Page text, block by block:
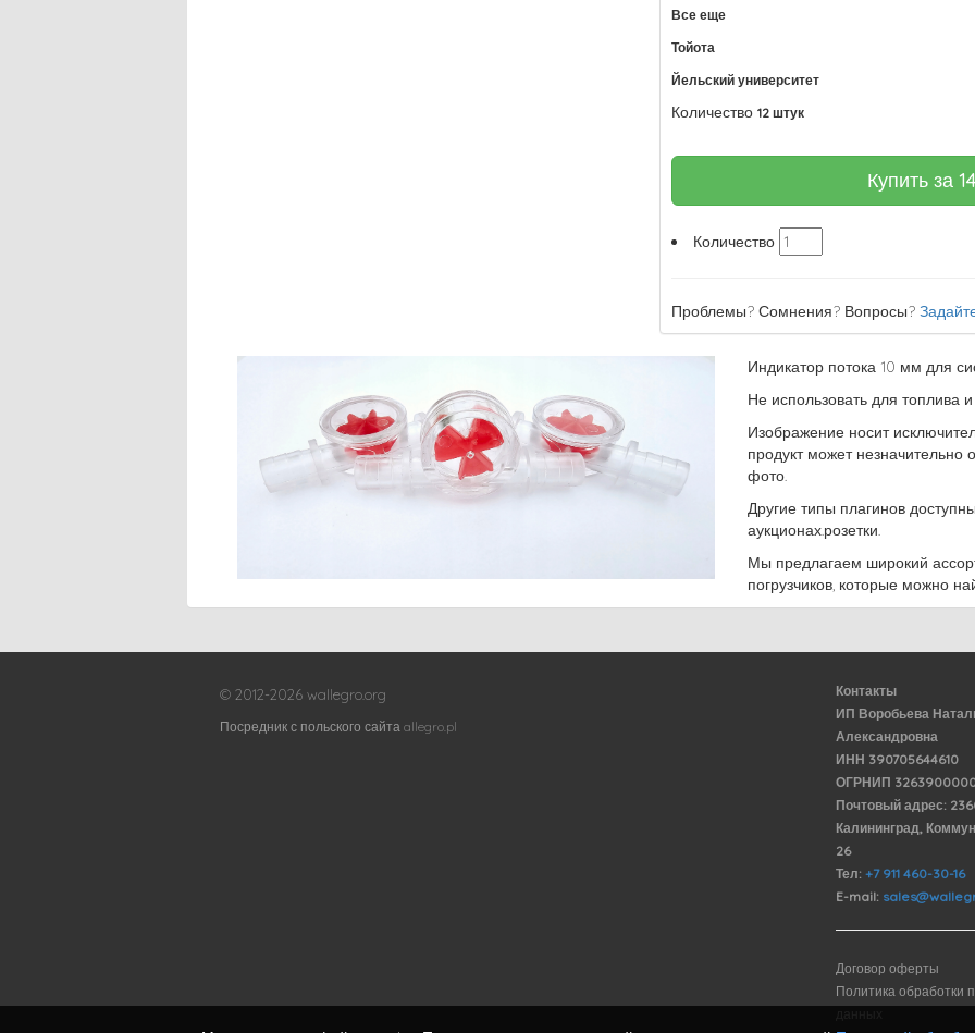
Все еще
Тойота
Йельский университет
Количество 12 штук
Купить за
Количество
Проблемы? Сомнения? Вопросы?
Индикатор потока 10 мм для
Не использовать для топлива
Изображение носит
продукт может незначительно
фото.
Другие типы плагинов
аукционах.розетки.
Мы предлагаем широкий
погрузчиков, которые можно
© 2012-2026 wallegro.org
Посредник с польского сайта allegro.pl
Контакты
ИП Воробьева
Александровна
ИНН 390705644610
ОГРНИП
Почтовый адрес:
Калининград,
26
Тел: +7 911 460-30-16
E-mail:
Договор оферты
Политика обработки